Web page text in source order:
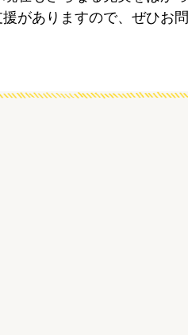
がありますので、ぜひお